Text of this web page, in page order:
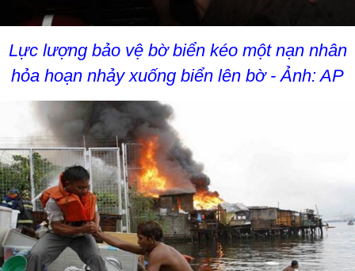
Lực lượng bảo vệ bờ biển kéo một nạn nhân
hỏa hoạn nhảy xuống biển lên bờ - Ảnh: AP